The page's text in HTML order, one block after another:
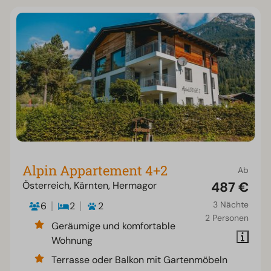
Ab
487 €
3 Nächte
2 Personen
Alpin Appartement 4+2
Österreich, Kärnten, Hermagor
6
2
2
Geräumige und komfortable
Wohnung
Terrasse oder Balkon mit Gartenmöbeln